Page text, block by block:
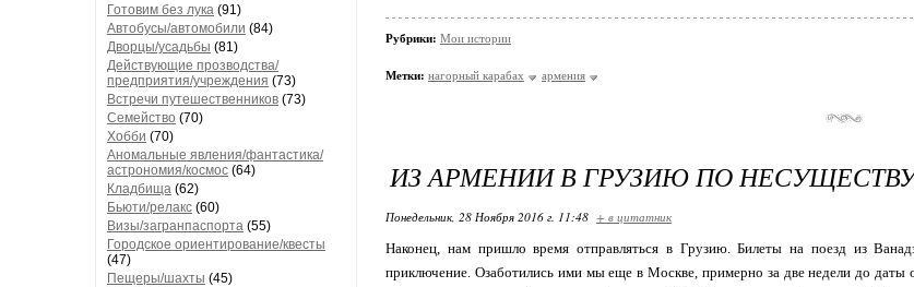
Готовим без лука (91)
Автобусы/автомобили (84)
Дворцы/усадьбы (81)
Действующие прозводства/
предприятия/учреждения (73)
Встречи путешественников (73)
Семейство (70)
Хобби (70)
Аномальные явления/фантастика/
астрономия/космос (64)
Кладбища (62)
Бьюти/релакс (60)
Визы/загранпаспорта (55)
Городское ориентирование/квесты
(47)
Пещеры/шахты (45)
Рубрики: Мои истории
Метки: нагорный карабах армения
ИЗ АРМЕНИИ В ГРУЗИЮ ПО
Понедельник, 28 Ноября 2016 г. 11:48 + в цитатник
Наконец, нам пришло время отправляться в Грузию. Билеты на поезд из
приключение. Озаботились ими мы еще в Москве, примерно за две недели до даты